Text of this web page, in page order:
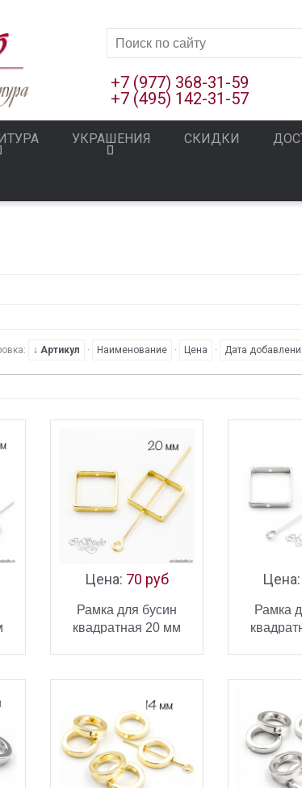
+7 (977) 368-31-59
+7 (495) 142-31-57
УКРАШЕНИЯ СКИДКИ
↓ Артикул · Наименование · Цена · Дата
Цена: 70 руб
Рамка для бусин
квадратная 20 мм
В КОРЗИНУ
КУПИТЬ
Цена:
Рамка
В